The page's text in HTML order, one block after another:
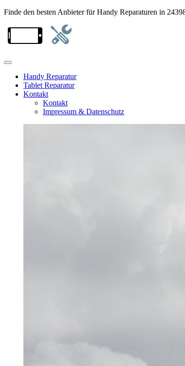
Finde den besten Anbieter für Handy Reparaturen in
Handy Reparatur
Tablet Reparatur
Kontakt
Kontakt
Impressum & Datenschutz